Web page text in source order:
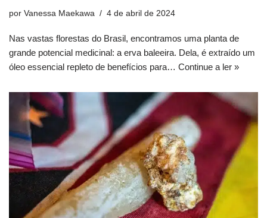
por Vanessa Maekawa 4 de abril de 2024
Nas vastas florestas do Brasil, encontramos uma planta de
grande potencial medicinal: a erva baleeira. Dela, é extraído um
óleo essencial repleto de benefícios para… Continue a ler »